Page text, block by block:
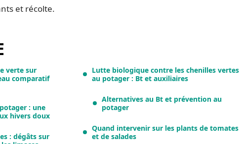
et récolte.
verte sur
comparatif
: une
hivers doux
: dégâts sur
Lutte biologique contre les chenilles vertes
au potager : Bt et auxiliaires
Alternatives au Bt et prévention au
potager
Quand intervenir sur les plants de tomates
et de salades